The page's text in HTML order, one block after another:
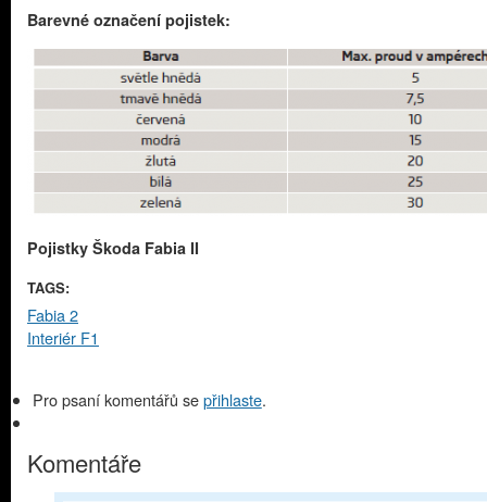
Barevné označení pojistek:
Pojistky Škoda Fabia II
TAGS:
Fabia 2
Interiér F1
Pro psaní komentářů sepřihlaste.
Komentáře